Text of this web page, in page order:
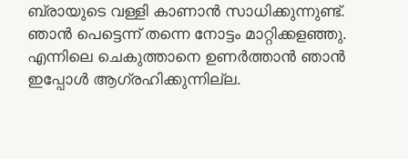
ബ്രായുടെ വള്ളി കാണാൻ സാധിക്കുന്നുണ്ട്.
ഞാൻ പെട്ടെന്ന് തന്നെ നോട്ടം മാറ്റിക്കളഞ്ഞു.
എന്നിലെ ചെകുത്താനെ ഉണർത്താൻ ഞാൻ
ഇപ്പോൾ ആഗ്രഹിക്കുന്നില്ല.